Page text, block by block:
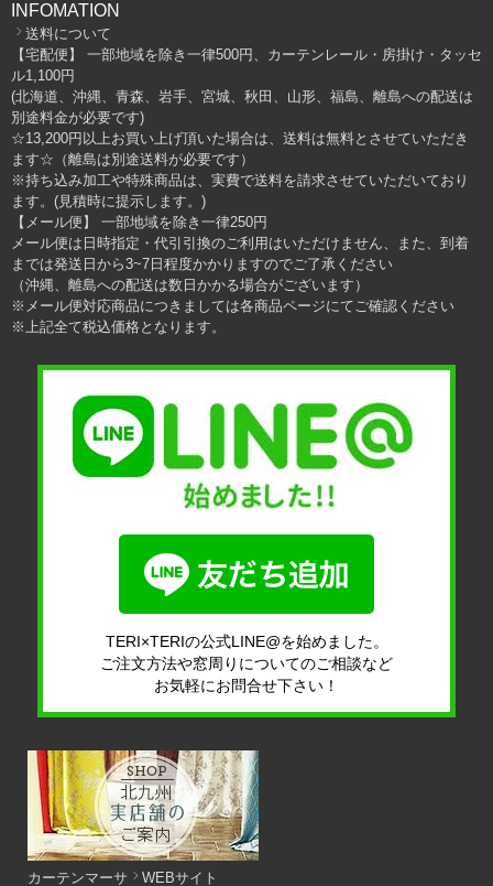
INFOMATION
送料について
【宅配便】 一部地域を除き一律500円、カーテンレール・房掛け・タッセ
ル1,100円
(北海道、沖縄、青森、岩手、宮城、秋田、山形、福島、離島への配送は
別途料金が必要です)
☆13,200円以上お買い上げ頂いた場合は、送料は無料とさせていただき
ます☆（離島は別途送料が必要です）
※持ち込み加工や特殊商品は、実費で送料を請求させていただいており
ます。(見積時に提示します。)
【メール便】 一部地域を除き一律250円
メール便は日時指定・代引引換のご利用はいただけません、また、到着
までは発送日から3~7日程度かかりますのでご了承ください
（沖縄、離島への配送は数日かかる場合がございます）
※メール便対応商品につきましては各商品ページにてご確認ください
※上記全て税込価格となります。
TERI×TERIの公式LINE@を始めました。
ご注文方法や窓周りについてのご相談など
お気軽にお問合せ下さい！
カーテンマーサ WEBサイト